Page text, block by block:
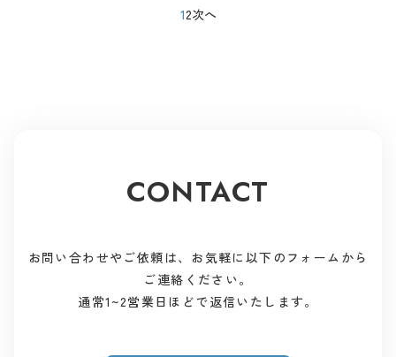
12次へ
CONTACT
お問い合わせやご依頼は、お気軽に以下のフォームから
ご連絡ください。
通常1~2営業日ほどで返信いたします。